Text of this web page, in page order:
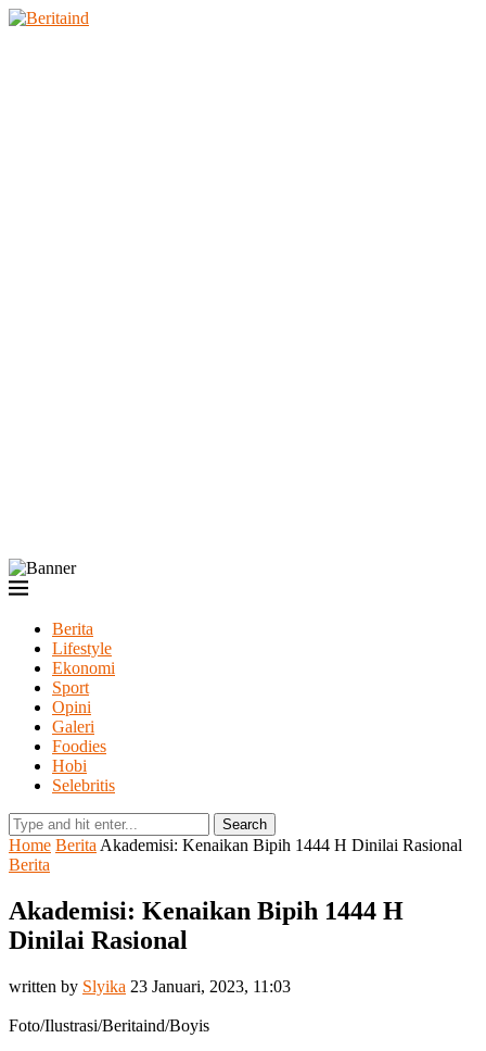
Berita
Lifestyle
Ekonomi
Sport
Opini
Galeri
Foodies
Hobi
Selebritis
Search
Home Berita Akademisi: Kenaikan Bipih 1444 H Dinilai Rasional
Berita
Akademisi: Kenaikan Bipih 1444 H
Dinilai Rasional
written by Slyika 23 Januari, 2023, 11:03
Foto/Ilustrasi/Beritaind/Boyis